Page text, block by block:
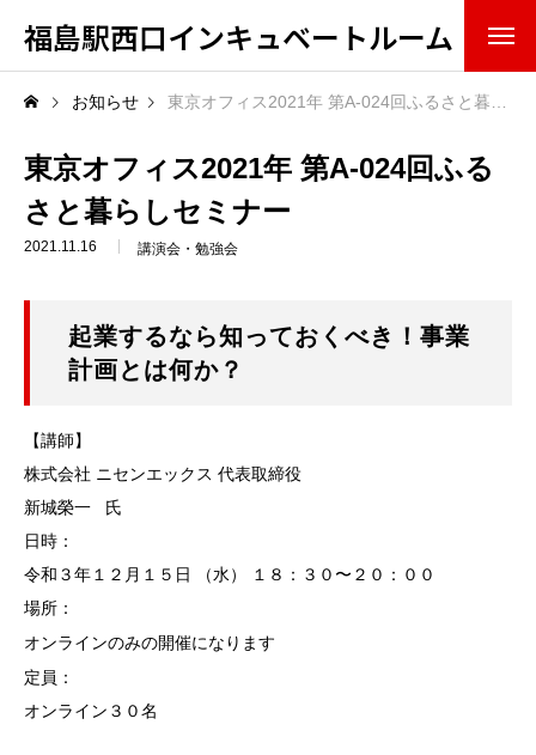
福島駅西口インキュベートルーム
概要・組織
ミッション（果たすべき役割）
スタッフ
入居・利用情報
入居方法・条件
入居企業一覧
卒業企業一覧 （順不同）
お知らせ 東京オフィス2021年 第A-024回ふるさと暮らしセミナー
東京オフィス2021年 第A-024回ふる
さと暮らしセミナー
2021.11.16 講演会・勉強会
起業するなら知っておくべき！事業
計画とは何か？
【講師】
株式会社 ニセンエックス 代表取締役
新城榮⼀ 氏
日時：
令和３年１２月１５日 （水） １８：３０〜２０：００
場所：
オンラインのみの開催になります
定員：
オンライン３０名